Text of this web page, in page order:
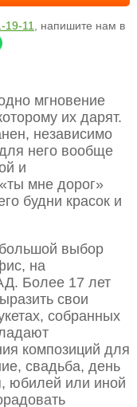
19-11
, напишите нам в
мгновение
их дарят.
независимо
него вообще
и
мне дорог»
будни красок и
выбор
на
Более 17 лет
свои
собранных
композиций для
свадьба, день
юбилей или иной